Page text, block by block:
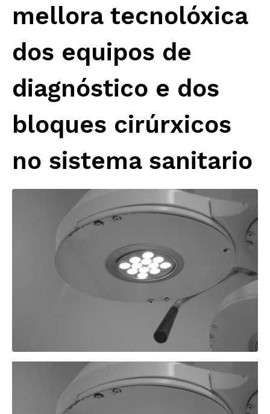
mellora tecnolóxica
dos equipos de
diagnóstico e dos
bloques cirúrxicos
no sistema sanitario